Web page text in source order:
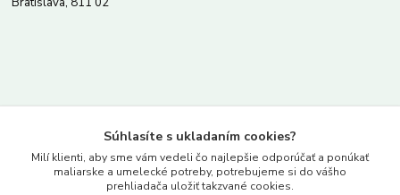
www.merkantil.sk
Súhlasíte s ukladaním cookies?
Milí klienti, aby sme vám vedeli čo najlepšie odporúčať a ponúkať
maliarske a umelecké potreby, potrebujeme si do vášho
prehliadača uložiť takzvané cookies.